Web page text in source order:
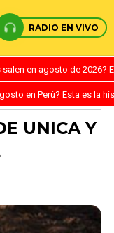
RADIO EN VIVO
salen en agosto de
en Perú? Esta es la
UNICA Y